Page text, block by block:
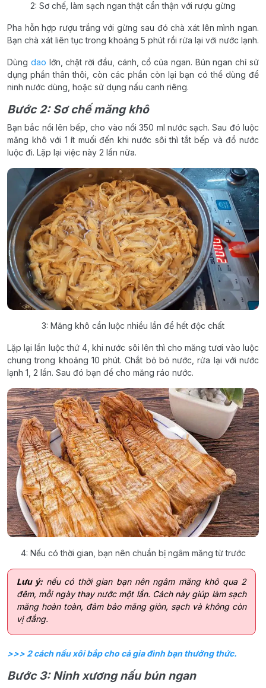
2: Sơ chế, làm sạch ngan thật cẩn thận với rượu gừng
Pha hỗn hợp rượu trắng với gừng sau đó chà xát lên mình ngan.
Bạn chà xát liên tục trong khoảng 5 phút rồi rửa lại với nước lạnh.
Dùng dao lớn, chặt rời đầu, cánh, cổ của ngan. Bún ngan chỉ sử
dụng phần thân thôi, còn các phần còn lại bạn có thể dùng để
ninh nước dùng, hoặc sử dụng nấu canh riêng.
Bước 2: Sơ chế măng khô
Bạn bắc nồi lên bếp, cho vào nồi 350 ml nước sạch. Sau đó luộc
măng khô với 1 ít muối đến khi nước sôi thì tắt bếp và đổ nước
luộc đi. Lặp lại việc này 2 lần nữa.
3: Măng khô cần luộc nhiều lần để hết độc chất
Lặp lại lần luộc thứ 4, khi nước sôi lên thì cho măng tươi vào luộc
chung trong khoảng 10 phút. Chắt bỏ bỏ nước, rửa lại với nước
lạnh 1, 2 lần. Sau đó bạn để cho măng ráo nước.
4: Nếu có thời gian, bạn nên chuẩn bị ngâm măng từ trước
Lưu ý: nếu có thời gian bạn nên ngâm măng khô qua 2
đêm, mỗi ngày thay nước một lần. Cách này giúp làm sạch
măng hoàn toàn, đảm bảo măng giòn, sạch và không còn
vị đắng.
>>> 2 cách nấu xôi bắp cho cả gia đình bạn thưởng thức.
Bước 3: Ninh xương nấu bún ngan